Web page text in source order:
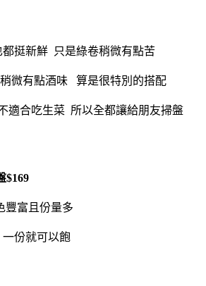
挺新鮮 只是綠卷稍微有點苦
微有點酒味 算是很特別的搭配
適合吃生菜 所以全都讓給朋友掃盤
$169
豐富且份量多
份就可以飽